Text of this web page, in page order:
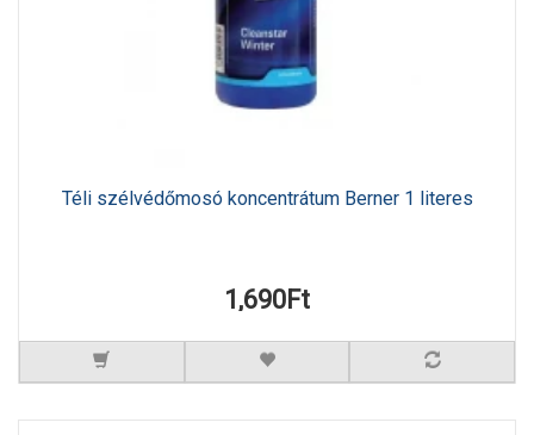
Téli szélvédőmosó koncentrátum Berner 1 literes
1,690Ft